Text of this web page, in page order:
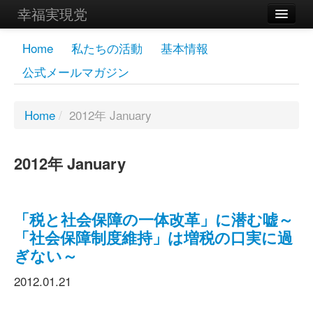
幸福実現党
メンバーズページ
党員
幸福の科学グループ
Home 私たちの活動
基本情報
公式メールマガジン
Home / 2012年 January
2012年 January
「税と社会保障の一体改革」に潜む嘘～
「社会保障制度維持」は増税の口実に過
ぎない～
2012.01.21